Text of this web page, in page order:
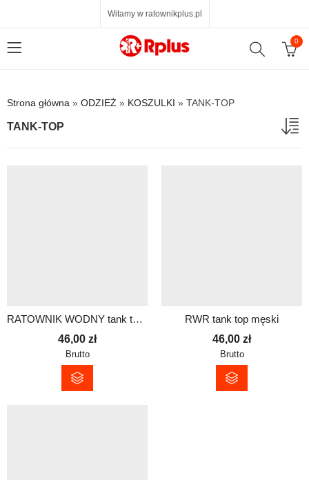
Witamy w ratownikplus.pl
0
Strona główna » ODZIEŻ » KOSZULKI » TANK-TOP
TANK-TOP
RATOWNIK WODNY tank top męski
46,00 zł
Brutto
RWR tank top męski
46,00 zł
Brutto